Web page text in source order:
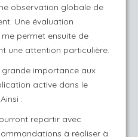
observation globale de
Une évaluation
permet ensuite de
une attention particulière.
grande importance aux
active dans le
:
repartir avec
à réaliser à